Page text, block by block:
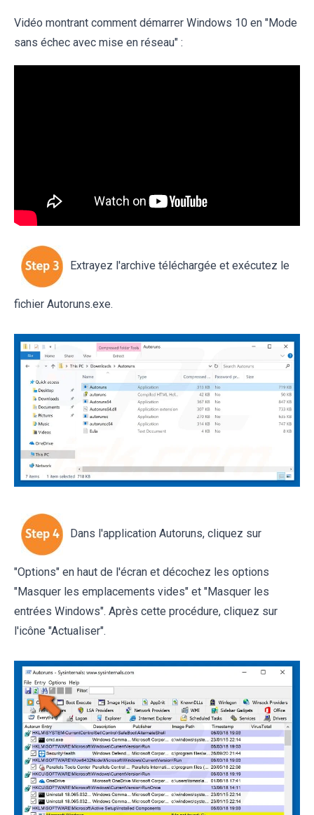
Vidéo montrant comment démarrer Windows 10 en "Mode
sans échec avec mise en réseau" :
Extrayez l'archive téléchargée et exécutez le
fichier Autoruns.exe.
Dans l'application Autoruns, cliquez sur
"Options" en haut de l'écran et décochez les options
"Masquer les emplacements vides" et "Masquer les
entrées Windows". Après cette procédure, cliquez sur
l'icône "Actualiser".